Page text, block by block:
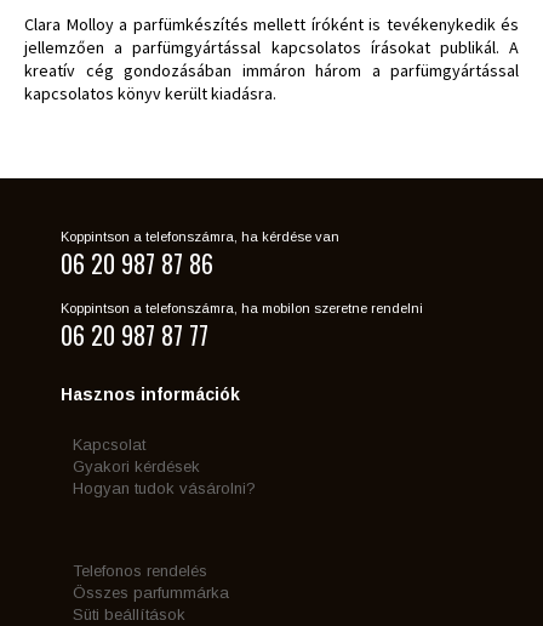
Clara Molloy a parfümkészítés mellett íróként is tevékenykedik és
jellemzően a parfümgyártással kapcsolatos írásokat publikál. A
kreatív cég gondozásában immáron három a parfümgyártással
kapcsolatos könyv került kiadásra.
Koppintson a telefonszámra, ha kérdése van
06 20 987 87 86
Koppintson a telefonszámra, ha mobilon szeretne rendelni
06 20 987 87 77
Hasznos információk
Kapcsolat
Gyakori kérdések
Hogyan tudok vásárolni?
Telefonos rendelés
Összes parfummárka
Süti beállítások